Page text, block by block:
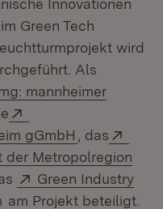
Innovationen
Green Tech
wird
Als
mannheimer
in neuem Fenster)
gGmbH (Öffnet in
, das
der Metropolregion
in neuem Fenster)
Extern:
Green Industry
(Öffnet in neuem
am Projekt beteiligt.